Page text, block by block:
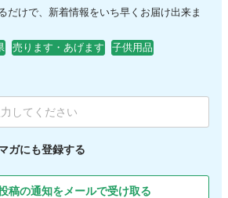
だけで、新着情報をいち早くお届け出来ま
売ります・あげます
子供用品
ガにも登録する
稿の通知をメールで受け取る